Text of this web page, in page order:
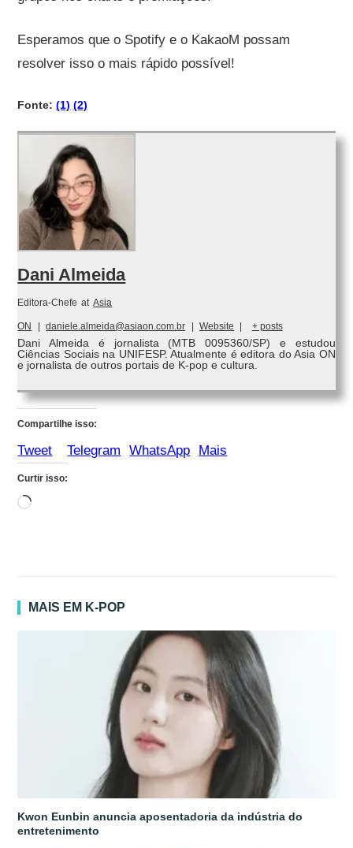
Esperamos que o Spotify e o KakaoM possam
resolver isso o mais rápido possível!
Fonte:(1) (2)
Dani Almeida
Editora-Chefe at Asia
ON | daniele.almeida@asiaon.com.br | Website | + posts
Dani Almeida é jornalista (MTB 0095360/SP) e estudou
Ciências Sociais na UNIFESP. Atualmente é editora do Asia ON
e jornalista de outros portais de K-pop e cultura.
Compartilhe isso:
Tweet Telegram WhatsApp Mais
Curtir isso:
Carregando...
MAIS EM K-POP
Kwon Eunbin anuncia aposentadoria da indústria do
entretenimento